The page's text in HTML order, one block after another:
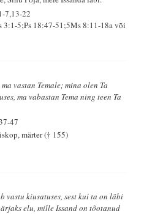
7,13-22
3:1-5;Ps 18:47-51;5Ms 8:11-18a või
vastan Temale; mina olen Ta
ma vabastan Tema ning teen Ta
47
märter († 155)
vastu kiusatuses, sest kui ta on läbi
elu, mille Issand on tõotanud